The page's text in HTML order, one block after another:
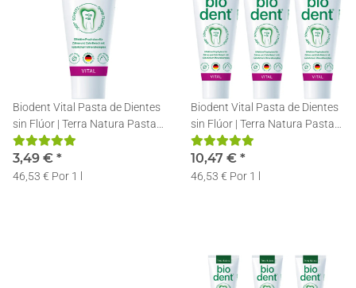
Biodent Vital Pasta de Dientes
sin Flúor | Terra Natura Pasta
Dentífrica | 1 x 75ml
3,49 € *
46,53 € Por 1 l
Biodent Vital Pasta de Dientes
sin Flúor | Terra Natura Pasta
Dentífrica | 3 x 75ml
10,47 € *
46,53 € Por 1 l